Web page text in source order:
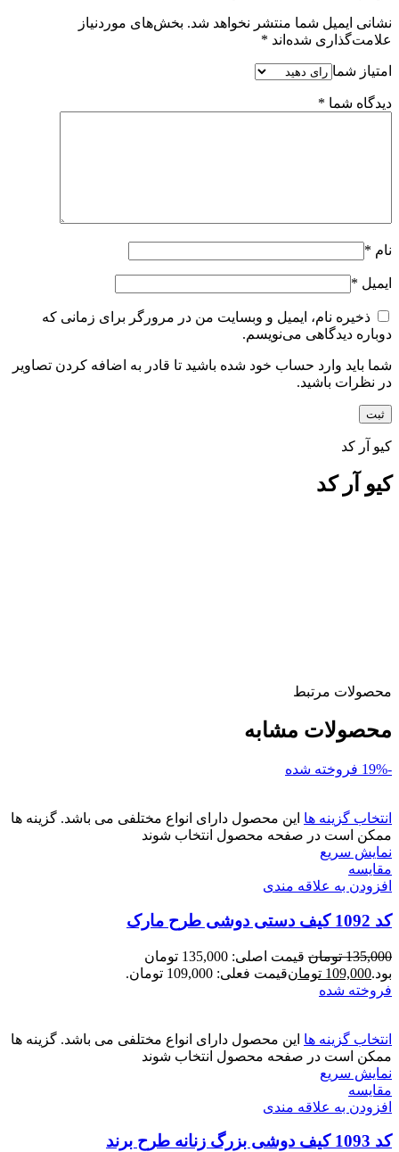
نشانی ایمیل شما منتشر نخواهد شد. بخش‌های موردنیاز
علامت‌گذاری شده‌اند *
امتیاز شما
دیدگاه شما *
نام *
ایمیل *
ذخیره نام، ایمیل و وبسایت من در مرورگر برای زمانی که
دوباره دیدگاهی می‌نویسم.
شما باید وارد حساب خود شده باشید تا قادر به اضافه کردن تصاویر
در نظرات باشید.
کیو آر کد
کیو آر کد
محصولات مرتبط
محصولات مشابه
-19% فروخته شده
انتخاب گزینه ها این محصول دارای انواع مختلفی می باشد. گزینه ها
ممکن است در صفحه محصول انتخاب شوند
نمایش سریع
مقايسه
افزودن به علاقه مندی
کد 1092 کیف دستی دوشی طرح مارک
135,000 تومان
قیمت اصلی: 135,000 تومان
بود.109,000 تومانقیمت فعلی: 109,000 تومان.
فروخته شده
انتخاب گزینه ها این محصول دارای انواع مختلفی می باشد. گزینه ها
ممکن است در صفحه محصول انتخاب شوند
نمایش سریع
مقايسه
افزودن به علاقه مندی
کد 1093 کیف دوشی بزرگ زنانه طرح برند